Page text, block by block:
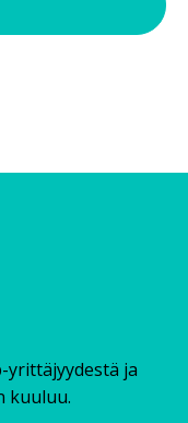
yrittäjyydestä ja
kuuluu.